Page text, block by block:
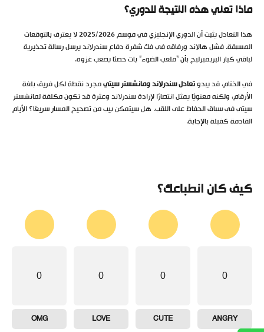
ماذا تعني هذه النتيجة للدوري؟
هذا التعادل يثبت أن الدوري الإنجليزي في موسم 2025/2026 لا يعترف بالتوقعات
المسبقة. فشل هالاند ورفاقه في فك شفرة دفاع سندرلاند يرسل رسالة تحذيرية
لباقي كبار البريميرليج بأن “ملعب الضوء” بات حصنًا يصعب غزوه.
في الختام، قد يبدوتعادل سندرلاند ومانشستر سيتيمجرد نقطة لكل فريق بلغة
الأرقام، ولكنه معنويًا يمثل انتصارًا لإرادة سندرلاند وعثرة قد تكون مكلفة لمانشستر
سيتي في سباق الحفاظ على اللقب. هل سيتمكن بيب من تصحيح المسار سريعًا؟ الأيام
القادمة كفيلة بالإجابة.
كيف كان انطباعك؟
0
ANGRY
0
CUTE
0
LOVE
0
OMG